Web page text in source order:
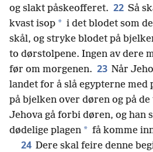
og slakt påskeofferet. 22 Så
kvast isop * i det blodet som
skål, og stryke blodet på
to dørstolpene. Ingen av dere
før om morgenen. 23 Når
landet for å slå egypterne med
på bjelken over døren og på
Jehova gå forbi døren, og han
dødelige plagen * få komme
24 Dere skal feire denne